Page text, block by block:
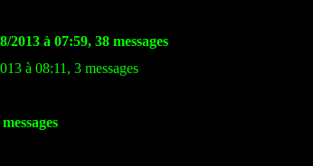
à 07:59, 38 messages
à 08:11, 3 messages